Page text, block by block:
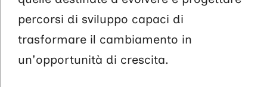
percorsi di sviluppo capaci di
trasformare il cambiamento in
un'opportunità di crescita.